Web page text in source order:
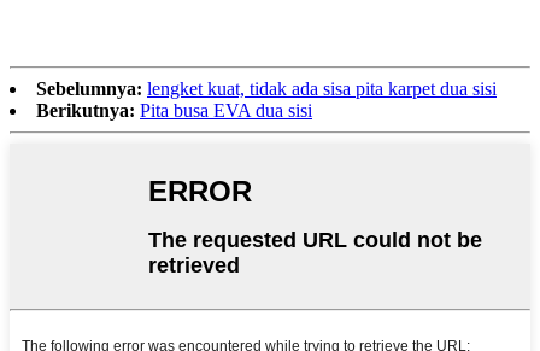
Sebelumnya: lengket kuat, tidak ada sisa pita karpet dua sisi
Berikutnya: Pita busa EVA dua sisi